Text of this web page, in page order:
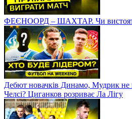
ФЕЄНООРД – ШАХТАР. Чи вистоять
Дебют новачків Динамо, Мудрик не
Челсі? Циганков розриває Ла Лігу